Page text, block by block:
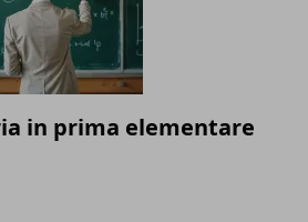
in prima elementare